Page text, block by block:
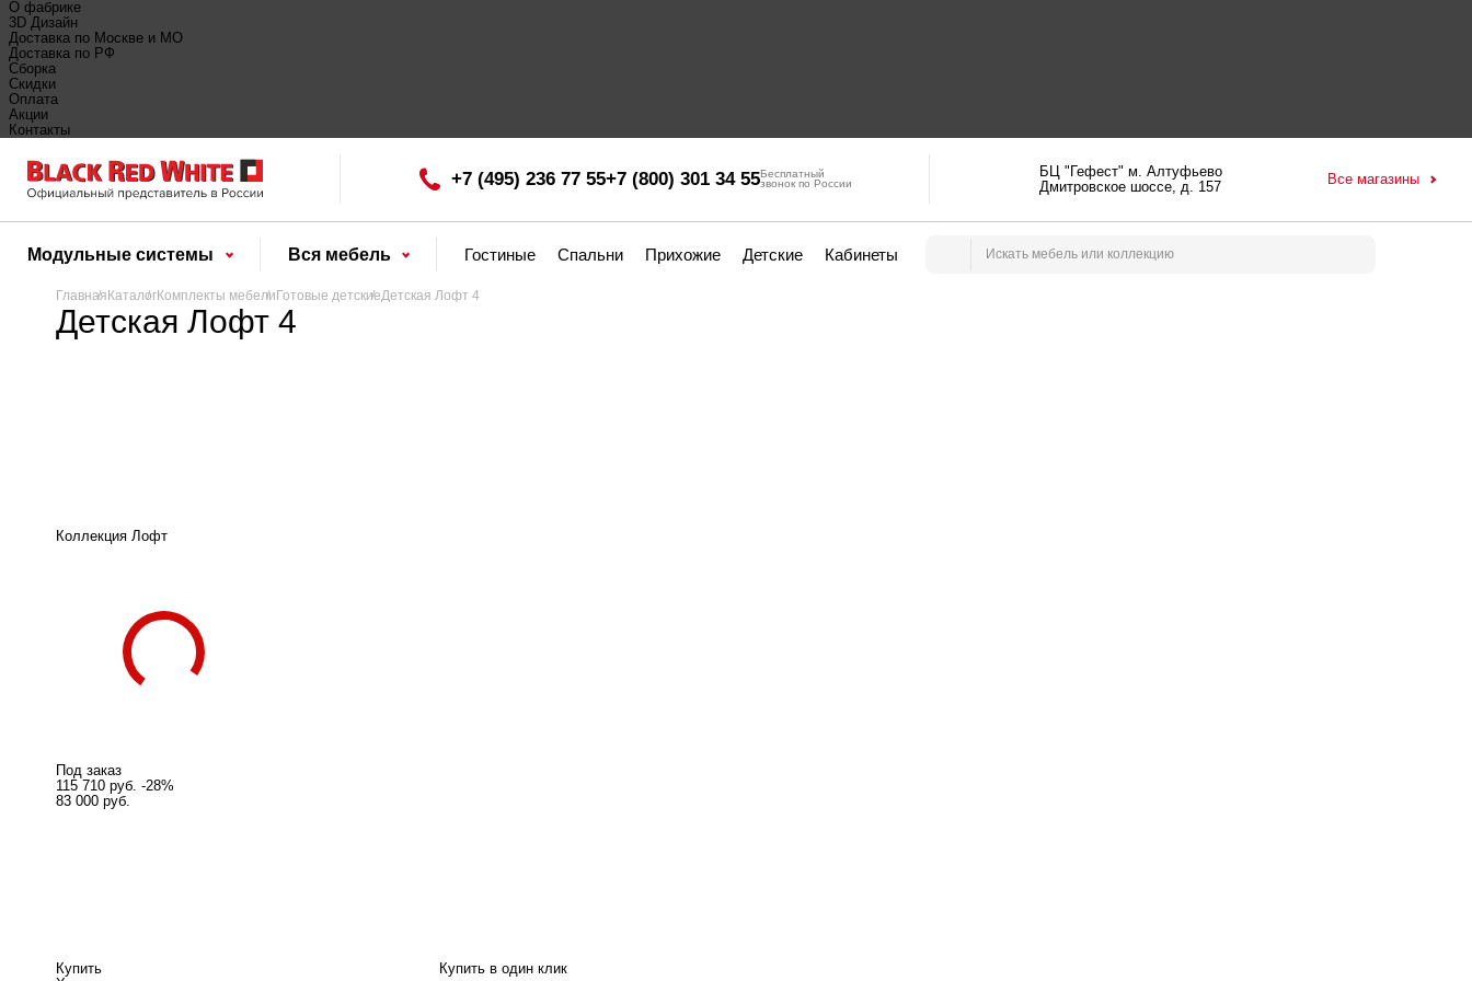
О фабрике
3D Дизайн
Доставка по Москве и МО
Доставка по РФ
Сборка
Скидки
Оплата
Акции
Контакты
+7 (495) 236 77 55+7 (800) 301 34 55Бесплатный
звонок по России
БЦ "Гефест" м. Алтуфьево
Дмитровское шоссе, д. 157
Все магазины
Модульные системы Вся мебель Гостиные Спальни Прихожие Детские Кабинеты
ГлавнаяКаталогКомплекты мебелиГотовые детскиеДетская Лофт 4
Детская Лофт 4
Коллекция Лофт
Под заказ
115 710 руб. -28%
83 000 руб.
Купить
Купить в один клик